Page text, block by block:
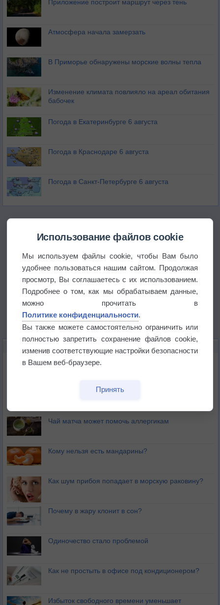
Приложение построит маршрут через тень
Атмосфера начала замерзать
В Приморье обнаружены морские волны тепла
Изменение климата повлияло на ареал обитания
бабочек
Погода в Екатеринбурге 6 августа
Погода в Краснодаре 6 августа
Погода в Санкт-Петербурге 6 августа
Почему северный загар цветом отличается от
Букет сирени вреден для здоровья
Чай матча может помочь аллергикам
Кому нельзя есть мандарины?
Как шум прибоя попадает в морскую раковину?
Почему в жару клонит в сон?
Одиночество стало проблемой
Как не простыть в офисе под кондиционером?
Избыток свободного времени уменьшает
Использование файлов cookie
Мы используем файлы cookie, чтобы Вам было
удобнее пользоваться нашим сайтом. Продолжая
просмотр, Вы соглашаетесь с их использованием.
Подробнее о том, как мы обрабатываем данные,
можно прочитать в
Политике конфиденциальности.
Вы также можете самостоятельно ограничить или
полностью запретить сохранение файлов cookie,
изменив соответствующие настройки безопасности
в Вашем веб-браузере.
Принять